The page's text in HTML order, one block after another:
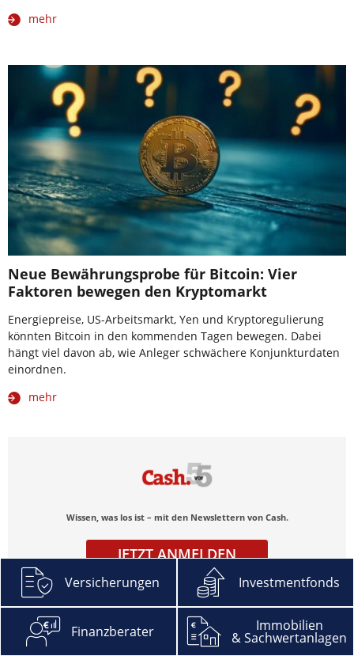
mehr
Neue Bewährungsprobe für Bitcoin: Vier
Faktoren bewegen den Kryptomarkt
Energiepreise, US-Arbeitsmarkt, Yen und Kryptoregulierung
könnten Bitcoin in den kommenden Tagen bewegen. Dabei
hängt viel davon ab, wie Anleger schwächere Konjunkturdaten
einordnen.
mehr
Wissen, was los ist – mit den Newslettern von Cash.
JETZT ANMELDEN
Versicherungen Investmentfonds
Finanzberater Immobilien
& Sachwertanlagen